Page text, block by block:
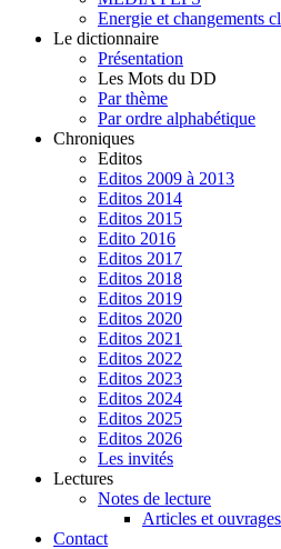
Energie et changements
Le dictionnaire
Présentation
Les Mots du DD
Par thème
Par ordre alphabétique
Chroniques
Editos
Editos 2009 à 2013
Editos 2014
Editos 2015
Edito 2016
Editos 2017
Editos 2018
Editos 2019
Editos 2020
Editos 2021
Editos 2022
Editos 2023
Editos 2024
Editos 2025
Editos 2026
Les invités
Lectures
Notes de lecture
Articles et
Contact